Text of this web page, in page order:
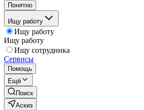
Понятно
Ищу работу
Ищу работу
Ищу работу
Ищу сотрудника
Сервисы
Помощь
Ещё
Поиск
Аскиз